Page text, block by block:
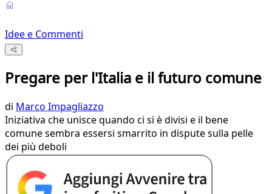
Idee e Commenti
Pregare per l'Italia e il futuro comune
di Marco Impagliazzo
Iniziativa che unisce quando ci si è divisi e il bene
comune sembra essersi smarrito in dispute sulla pelle
dei più deboli